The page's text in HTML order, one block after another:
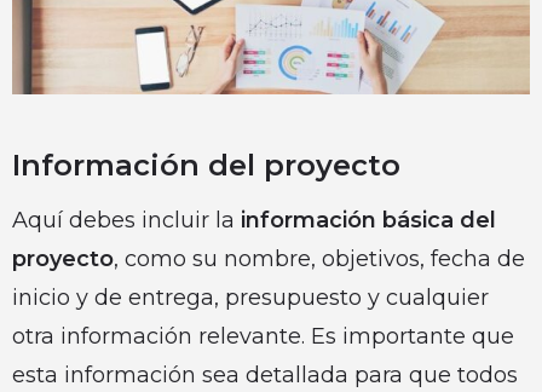
Información del proyecto
Aquí debes incluir la información básica del
proyecto, como su nombre, objetivos, fecha de
inicio y de entrega, presupuesto y cualquier
otra información relevante. Es importante que
esta información sea detallada para que todos